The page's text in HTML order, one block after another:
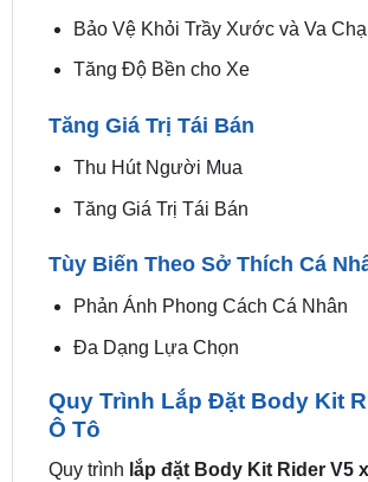
Bảo Vệ Khỏi Trầy Xước và Va
Tăng Độ Bền cho Xe
Tăng Giá Trị Tái Bán
Thu Hút Người Mua
Tăng Giá Trị Tái Bán
Tùy Biến Theo Sở Thích Cá
Phản Ánh Phong Cách Cá Nhân
Đa Dạng Lựa Chọn
Quy Trình Lắp Đặt Body Kit
Ô Tô
Quy trình lắp đặt Body Kit Rider V5